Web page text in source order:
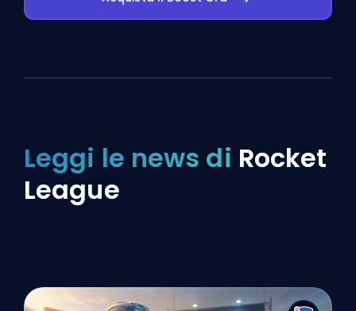
Leggi le news di Rocket
League